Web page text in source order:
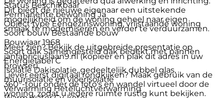
Dit biedt de nieuwe eigenaar een uitstekende
mogelijkheid om de woning geheel naar eigen
smaak te moderniseren en verder te verduurzamen.
Meer zien? Bekijk de uitgebreide presentatie op
janfabriciuslaan9.nl (kopieer en plak dit adres in uw
browser).
Liever eerst digitaal rondkijken? Maak gebruik van de
360°-tour onder de foto's en wandel virtueel door de
woning, zodat u iedere ruimte rustig kunt bekijken.
Status Beschikbaar
Permanente bewoning Ja
Object type Eengezinswoning, vrijstaande woning
Soort bouw Bestaande bouw
Bouwjaar 1968
Soort dak Samengesteld dak bedekt met pannen
Energielabel C
Isolatie Dakisolatie, gedeeltelijk dubbel glas,
muurisolatie en vloerisolatie
Verwarming Heteluchtverwarming